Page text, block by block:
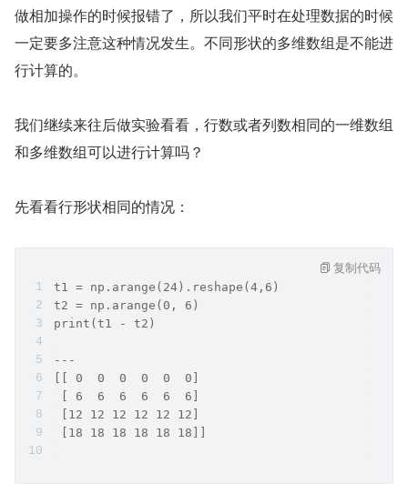
做相加操作的时候报错了，所以我们平时在处理数据的时候
一定要多注意这种情况发生。不同形状的多维数组是不能进
行计算的。
我们继续来往后做实验看看，行数或者列数相同的一维数组
和多维数组可以进行计算吗？
先看看行形状相同的情况：
t1 = np.arange(24).reshape(4,6)
t2 = np.arange(0, 6)
print(t1 - t2)
---
[[ 0  0  0  0  0  0]
[ 6  6  6  6  6  6]
[12 12 12 12 12 12]
[18 18 18 18 18 18]]
复制代码